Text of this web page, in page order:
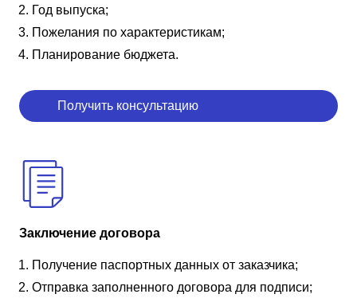
Год выпуска;
Пожелания по характеристикам;
Планирование бюджета.
Получить консультацию
Заключение договора
Получение паспортных данных от заказчика;
Отправка заполненного договора для подписи;